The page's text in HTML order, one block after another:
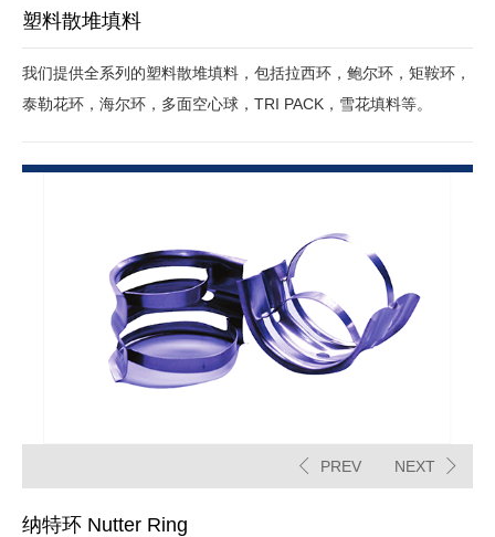
塑料散堆填料
我们提供全系列的塑料散堆填料，包括拉西环，鲍尔环，矩鞍环，
泰勒花环，海尔环，多面空心球，TRI PACK，雪花填料等。
PREV NEXT
纳特环 Nutter Ring